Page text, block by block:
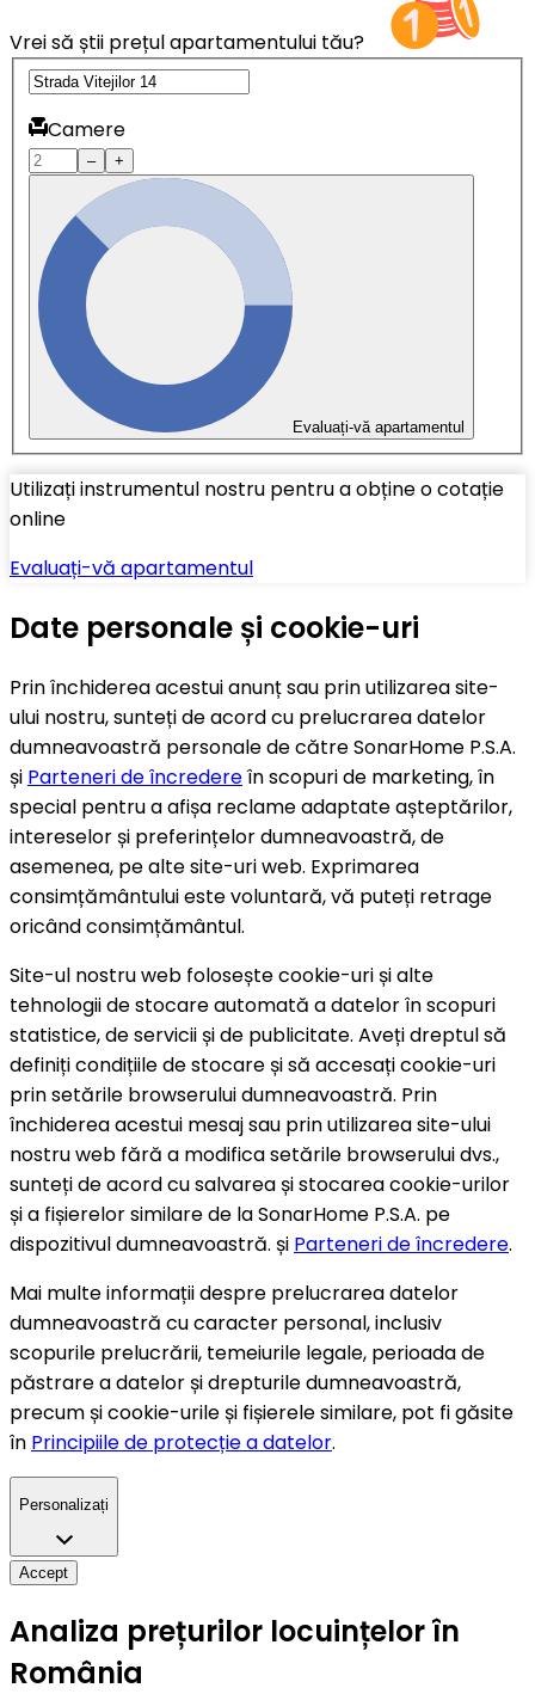
Vrei să știi prețul apartamentului tău?
Camere
– +
Evaluați-vă apartamentul
Utilizați instrumentul nostru pentru a obține o cotație
online
Evaluați-vă apartamentul
Date personale și cookie-uri
Prin închiderea acestui anunț sau prin utilizarea site-
ului nostru, sunteți de acord cu prelucrarea datelor
dumneavoastră personale de către SonarHome P.S.A.
și Parteneri de încredereîn scopuri de marketing, în
special pentru a afișa reclame adaptate așteptărilor,
intereselor și preferințelor dumneavoastră, de
asemenea, pe alte site-uri web. Exprimarea
consimțământului este voluntară, vă puteți retrage
oricând consimțământul.
Site-ul nostru web folosește cookie-uri și alte
tehnologii de stocare automată a datelor în scopuri
statistice, de servicii și de publicitate. Aveți dreptul să
definiți condițiile de stocare și să accesați cookie-uri
prin setările browserului dumneavoastră. Prin
închiderea acestui mesaj sau prin utilizarea site-ului
nostru web fără a modifica setările browserului dvs.,
sunteți de acord cu salvarea și stocarea cookie-urilor
și a fișierelor similare de la SonarHome P.S.A. pe
dispozitivul dumneavoastră. și Parteneri de încredere.
Mai multe informații despre prelucrarea datelor
dumneavoastră cu caracter personal, inclusiv
scopurile prelucrării, temeiurile legale, perioada de
păstrare a datelor și drepturile dumneavoastră,
precum și cookie-urile și fișierele similare, pot fi găsite
în Principiile de protecție a datelor.
Personalizați
Accept
Analiza prețurilor locuințelor în
România